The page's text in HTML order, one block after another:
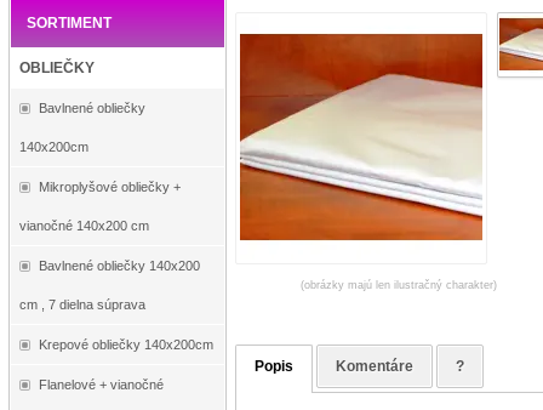
SORTIMENT
OBLIEČKY
Bavlnené obliečky
140x200cm
Mikroplyšové obliečky +
vianočné 140x200 cm
Bavlnené obliečky 140x200
cm , 7 dielna súprava
Krepové obliečky 140x200cm
Flanelové + vianočné
(obrázky majú len ilustračný charakter)
Popis Komentáre ?